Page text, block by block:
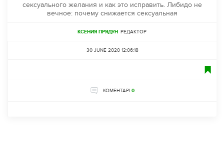
сексуального желания и как это исправить. Либидо не
вечное: почему снижается сексуальная
КСЕНИЯ ПРЯДУН РЕДАКТОР
30 JUNE 2020 12:06:18
КОМЕНТАРІ 0